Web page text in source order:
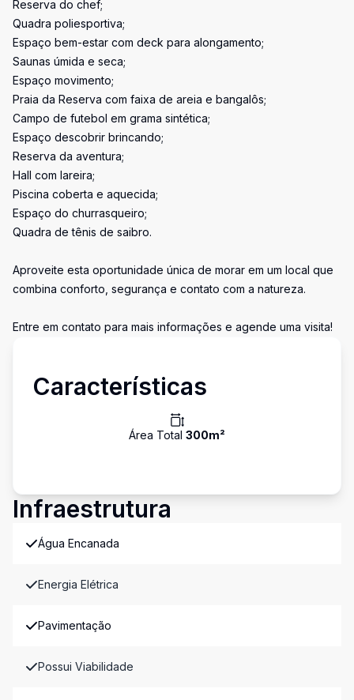
Reserva do chef;
Quadra poliesportiva;
Espaço bem-estar com deck para alongamento;
Saunas úmida e seca;
Espaço movimento;
Praia da Reserva com faixa de areia e bangalôs;
Campo de futebol em grama sintética;
Espaço descobrir brincando;
Reserva da aventura;
Hall com lareira;
Piscina coberta e aquecida;
Espaço do churrasqueiro;
Quadra de tênis de saibro.
Aproveite esta oportunidade única de morar em um local que
combina conforto, segurança e contato com a natureza.
Entre em contato para mais informações e agende uma visita!
Características
Área Total 300m²
Infraestrutura
Água Encanada
Energia Elétrica
Pavimentação
Possui Viabilidade